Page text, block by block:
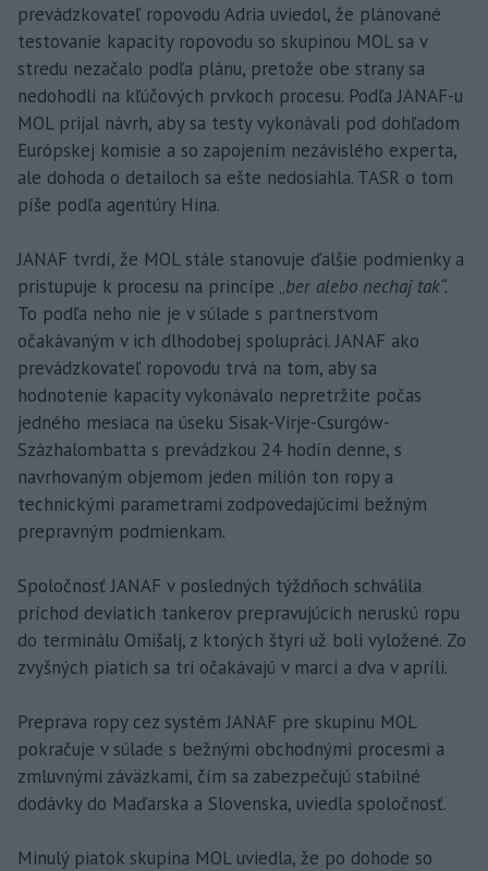
prevádzkovateľ ropovodu Adria uviedol, že plánované
testovanie kapacity ropovodu so skupinou MOL sa v
stredu nezačalo podľa plánu, pretože obe strany sa
nedohodli na kľúčových prvkoch procesu. Podľa JANAF-u
MOL prijal návrh, aby sa testy vykonávali pod dohľadom
Európskej komisie a so zapojením nezávislého experta,
ale dohoda o detailoch sa ešte nedosiahla. TASR o tom
píše podľa agentúry Hina.
JANAF tvrdí, že MOL stále stanovuje ďalšie podmienky a
pristupuje k procesu na princípe „ber alebo nechaj tak“.
To podľa neho nie je v súlade s partnerstvom
očakávaným v ich dlhodobej spolupráci. JANAF ako
prevádzkovateľ ropovodu trvá na tom, aby sa
hodnotenie kapacity vykonávalo nepretržite počas
jedného mesiaca na úseku Sisak-Virje-Csurgów-
Százhalombatta s prevádzkou 24 hodín denne, s
navrhovaným objemom jeden milión ton ropy a
technickými parametrami zodpovedajúcimi bežným
prepravným podmienkam.
Spoločnosť JANAF v posledných týždňoch schválila
príchod deviatich tankerov prepravujúcich neruskú ropu
do terminálu Omišalj, z ktorých štyri už boli vyložené. Zo
zvyšných piatich sa tri očakávajú v marci a dva v apríli.
Preprava ropy cez systém JANAF pre skupinu MOL
pokračuje v súlade s bežnými obchodnými procesmi a
zmluvnými záväzkami, čím sa zabezpečujú stabilné
dodávky do Maďarska a Slovenska, uviedla spoločnosť.
Minulý piatok skupina MOL uviedla, že po dohode so